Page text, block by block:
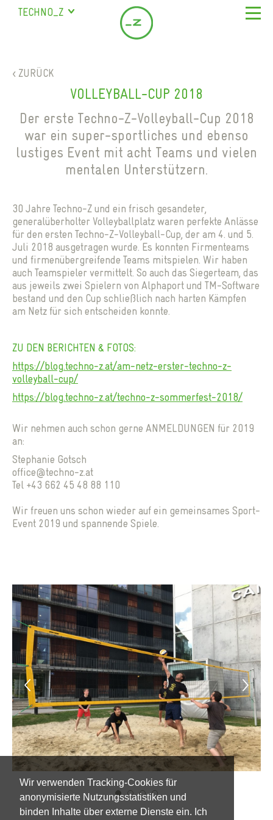
Wir verwenden Tracking-Cookies für
anonymisierte Nutzungsstatistiken und
binden Inhalte über externe Dienste ein. Ich
TECHNO_Z
STUDENTENHEIM
BISCHOFSHOFEN
SAALFELDEN
MARIAPFARR
UNTERNEHMEN
LEISTUNGEN
MEILENSTEINE
TEAM
FAQ
STANDORT & SERVICE
BÜROS IN SALZBURG MIETEN
SEMINARRÄUME SALZBURG
COWORKING
SCIENCE CITY SALZBURG
GASTRONOMIE
MITARBEITERWOHNUNGEN
PARKPLÄTZE
STUDENTENHEIM
NEWSROOM
PRESSE
MAGAZIN
VERANSTALTUNGEN
DOWNLOADS
KONTAKT
< ZURÜCK
VOLLEYBALL-CUP 2018
Der erste Techno-Z-Volleyball-Cup 2018
war ein super-sportliches und ebenso
lustiges Event mit acht Teams und vielen
mentalen Unterstützern.
30 Jahre Techno-Z und ein frisch gesandeter,
generalüberholter Volleyballplatz waren perfekte Anlässe
für den ersten Techno-Z-Volleyball-Cup, der am 4. und 5.
Juli 2018 ausgetragen wurde. Es konnten Firmenteams
und firmenübergreifende Teams mitspielen. Wir haben
auch Teamspieler vermittelt. So auch das Siegerteam, das
aus jeweils zwei Spielern von Alphaport und TM-Software
bestand und den Cup schließlich nach harten Kämpfen
am Netz für sich entscheiden konnte.
ZU DEN BERICHTEN & FOTOS:
https://blog.techno-z.at/am-netz-erster-techno-z-
volleyball-cup/
https://blog.techno-z.at/techno-z-sommerfest-2018/
Wir nehmen auch schon gerne ANMELDUNGEN für 2019
an:
Stephanie Gotsch
office@techno-z.at
Tel +43 662 45 48 88 110
Wir freuen uns schon wieder auf ein gemeinsames Sport-
Event 2019 und spannende Spiele.
Previous
1 2 3 4